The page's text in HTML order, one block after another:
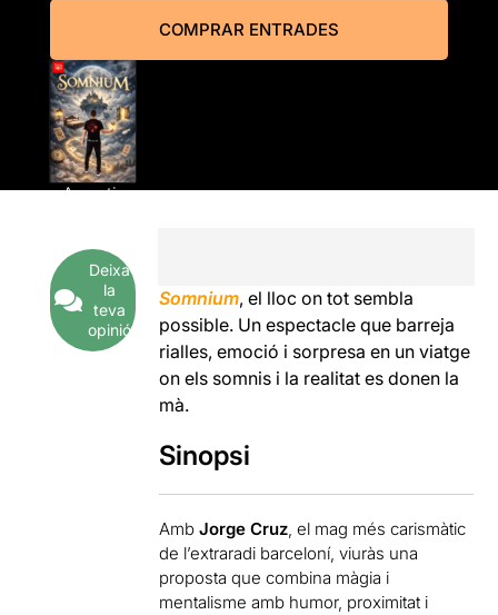
COMPRAR ENTRADES
A partir
Deixa
la
teva
opinió
Somnium, el lloc on tot sembla
possible. Un espectacle que barreja
rialles, emoció i sorpresa en un viatge
on els somnis i la realitat es donen la
mà.
Sinopsi
AmbJorge Cruz, el mag més carismàtic
de l’extraradi barceloní, viuràs una
proposta que combina màgia i
mentalisme amb humor, proximitat i